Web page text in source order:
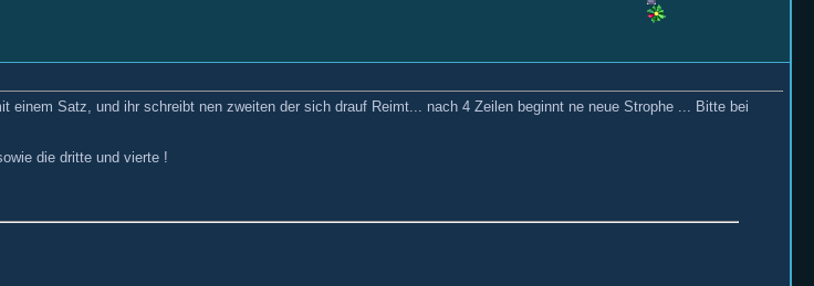
Satz, und ihr schreibt nen zweiten der sich drauf Reimt... nach 4 Zeilen beginnt ne neue Strophe ... Bitte bei
die dritte und vierte !